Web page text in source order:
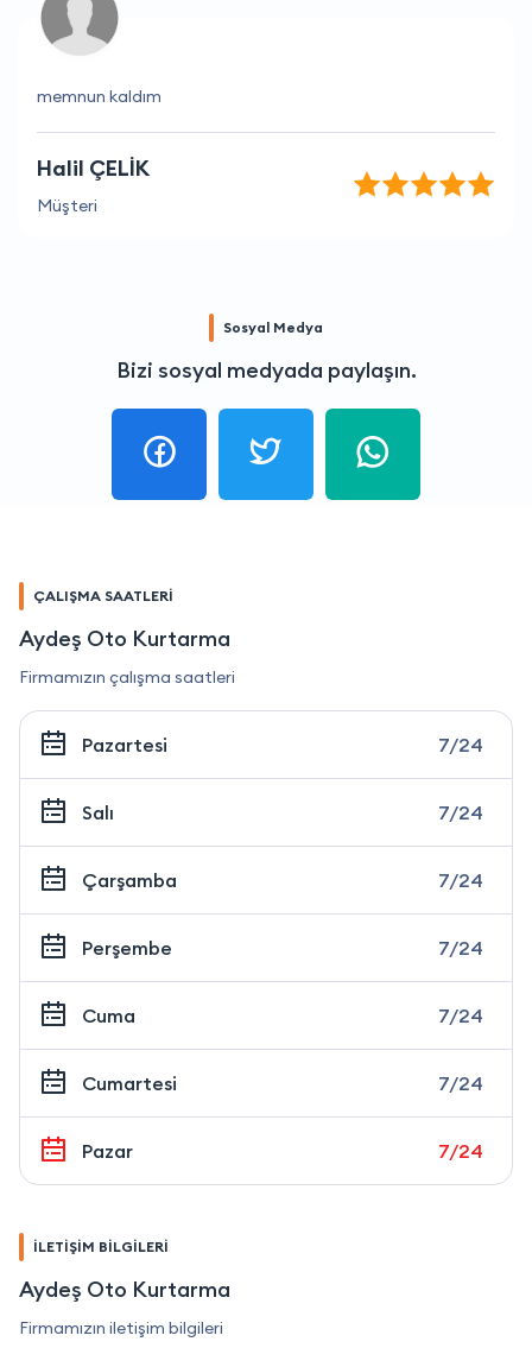
memnun kaldım
Halil ÇELİK
Müşteri
Sosyal Medya
Bizi sosyal medyada paylaşın.
ÇALIŞMA SAATLERİ
Aydeş Oto Kurtarma
Firmamızın çalışma saatleri
Pazartesi 7/24
Salı 7/24
Çarşamba 7/24
Perşembe 7/24
Cuma 7/24
Cumartesi 7/24
Pazar 7/24
İLETİŞİM BİLGİLERİ
Aydeş Oto Kurtarma
Firmamızın iletişim bilgileri